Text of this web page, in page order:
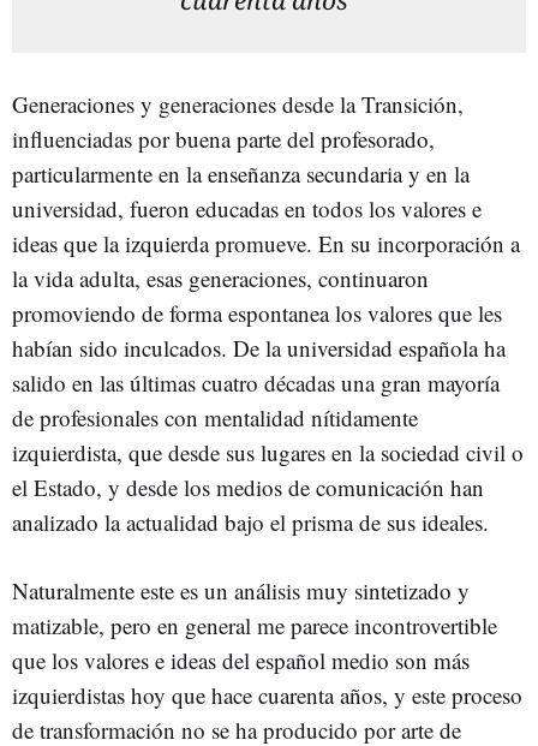
Generaciones y generaciones desde la Transición,
influenciadas por buena parte del profesorado,
particularmente en la enseñanza secundaria y en la
universidad, fueron educadas en todos los valores e
ideas que la izquierda promueve. En su incorporación a
la vida adulta, esas generaciones, continuaron
promoviendo de forma espontanea los valores que les
habían sido inculcados. De la universidad española ha
salido en las últimas cuatro décadas una gran mayoría
de profesionales con mentalidad nítidamente
izquierdista, que desde sus lugares en la sociedad civil o
el Estado, y desde los medios de comunicación han
analizado la actualidad bajo el prisma de sus ideales.
Naturalmente este es un análisis muy sintetizado y
matizable, pero en general me parece incontrovertible
que los valores e ideas del español medio son más
izquierdistas hoy que hace cuarenta años, y este proceso
de transformación no se ha producido por arte de